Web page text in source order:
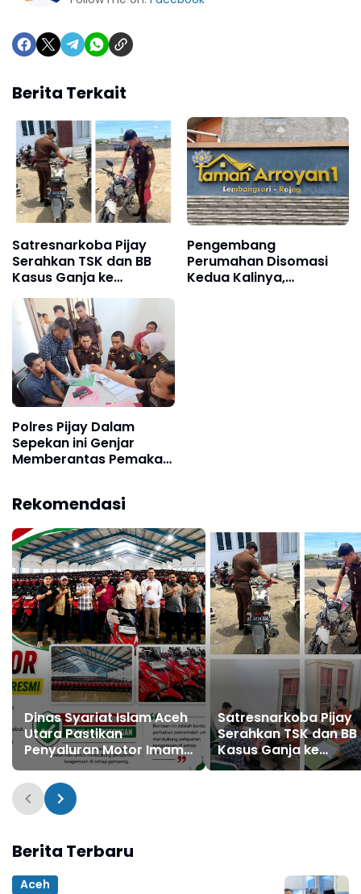
Berita Terkait
Satresnarkoba Pijay
Serahkan TSK dan BB
Kasus Ganja ke
Kejaksaan
Pengembang
Perumahan Disomasi
Kedua Kalinya,
Polres Pijay Dalam
Sepekan ini Genjar
Memberantas Pemakai
Gelap Narkoba
Rekomendasi
Dinas Syariat Islam Aceh
Utara Pastikan
Penyaluran Motor Imam
Gampong Bebas
Pungutan
Satresnarkoba Pijay
Serahkan TSK dan BB
Kasus Ganja ke
Kejaksaan
Berita Terbaru
Aceh